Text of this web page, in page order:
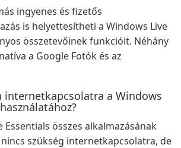
ingyenes és fizetős
is helyettesítheti a Windows Live
összetevőinek funkcióit. Néhány
a Google Fotók és az
internetkapcsolatra a Windows
Essentials összes alkalmazásának
szükség internetkapcsolatra, de